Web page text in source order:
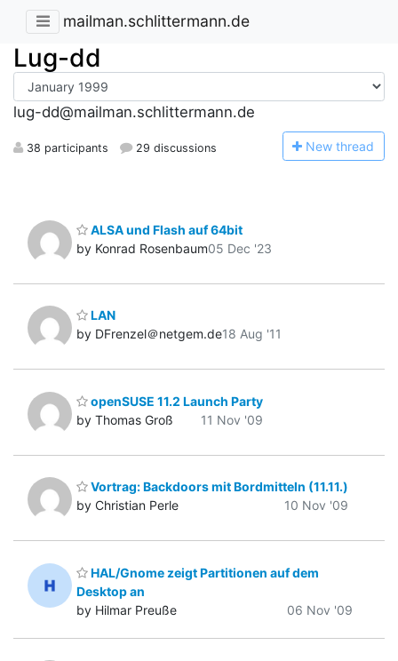
mailman.schlittermann.de
Lug-dd
lug-dd@mailman.schlittermann.de
38 participants 29 discussions New thread
ALSA und Flash auf 64bit
by Konrad Rosenbaum05 Dec '23
LAN
by DFrenzel＠netgem.de18 Aug '11
openSUSE 11.2 Launch Party
by Thomas Groß
11 Nov '09
Vortrag: Backdoors mit Bordmitteln (11.11.)
by Christian Perle
10 Nov '09
HAL/Gnome zeigt Partitionen auf dem
Desktop an
by Hilmar Preuße
06 Nov '09